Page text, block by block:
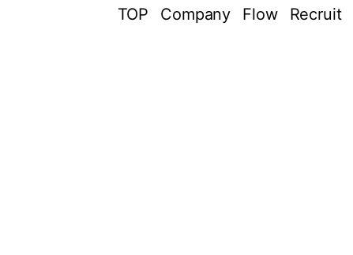
TOP Company Flow Recruit